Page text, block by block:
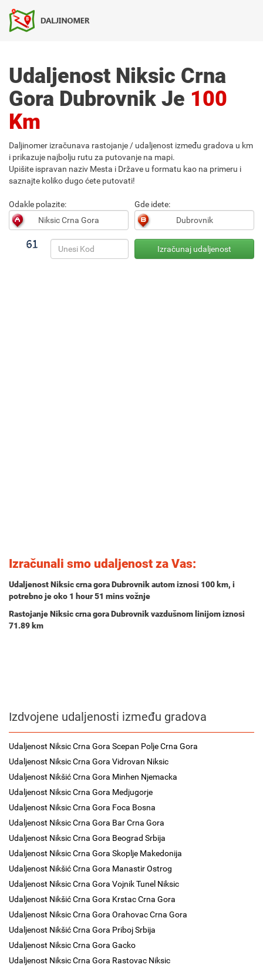
Udaljenost Niksic Crna
Gora Dubrovnik Je 100
Km
Daljinomer izračunava rastojanje / udaljenost između gradova u km
i prikazuje najbolju rutu za putovanje na mapi.
Upišite ispravan naziv Mesta i Države u formatu kao na primeru i
saznajte koliko dugo ćete putovati!
Odakle polazite: Gde idete:
Izračunali smo udaljenost za Vas:
Udaljenost Niksic crna gora Dubrovnik autom iznosi 100 km, i
potrebno je oko 1 hour 51 minsvožnje
Rastojanje Niksic crna gora Dubrovnik vazdušnom linijom iznosi
71.89 km
Izdvojene udaljenosti između gradova
Udaljenost Niksic Crna Gora Scepan Polje Crna Gora
Udaljenost Niksic Crna Gora Vidrovan Niksic
Udaljenost Nikšić Crna Gora Minhen Njemacka
Udaljenost Niksic Crna Gora Medjugorje
Udaljenost Niksic Crna Gora Foca Bosna
Udaljenost Niksic Crna Gora Bar Crna Gora
Udaljenost Niksic Crna Gora Beograd Srbija
Udaljenost Niksic Crna Gora Skoplje Makedonija
Udaljenost Nikšić Crna Gora Manastir Ostrog
Udaljenost Niksic Crna Gora Vojnik Tunel Niksic
Udaljenost Nikšić Crna Gora Krstac Crna Gora
Udaljenost Niksic Crna Gora Orahovac Crna Gora
Udaljenost Nikšić Crna Gora Priboj Srbija
Udaljenost Niksic Crna Gora Gacko
Udaljenost Niksic Crna Gora Rastovac Niksic